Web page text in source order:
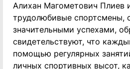
Алихан Магометович Плиев
трудолюбивые спортсмены,
значительными успехами,
свидетельствуют, что
помощью регулярных
личных спортивных высот,